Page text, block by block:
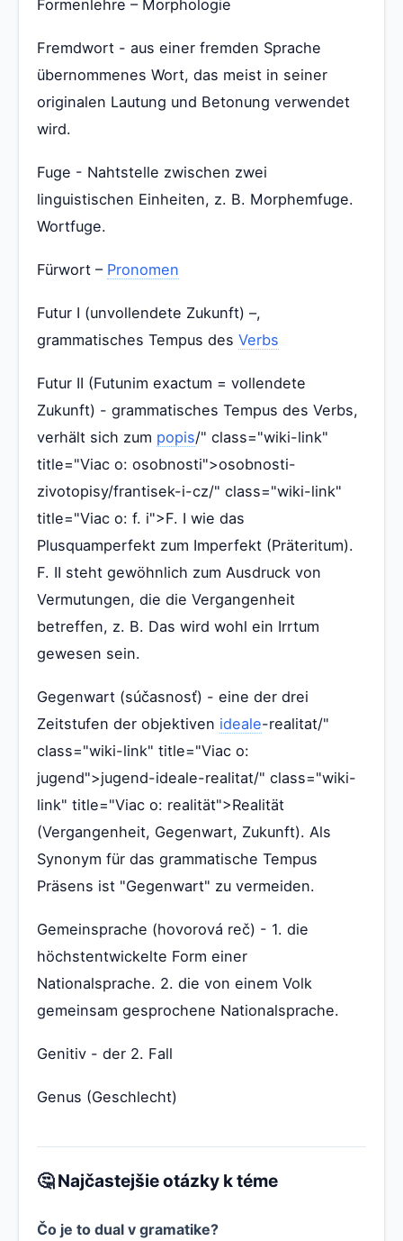
Formenlehre – Morphologie
Fremdwort - aus einer fremden Sprache
übernommenes Wort, das meist in seiner
originalen Lautung und Betonung verwendet
wird.
Fuge - Nahtstelle zwischen zwei
linguistischen Einheiten, z. B. Morphemfuge.
Wortfuge.
Fürwort – Pronomen
Futur I (unvollendete Zukunft) –,
grammatisches Tempus des Verbs
Futur II (Futunim exactum = vollendete
Zukunft) - grammatisches Tempus des Verbs,
verhält sich zum popis/" class="wiki-link"
title="Viac o: osobnosti">osobnosti-
zivotopisy/frantisek-i-cz/" class="wiki-link"
title="Viac o: f. i">F. I wie das
Plusquamperfekt zum Imperfekt (Präteritum).
F. II steht gewöhnlich zum Ausdruck von
Vermutungen, die die Vergangenheit
betreffen, z. B. Das wird wohl ein Irrtum
gewesen sein.
Gegenwart (súčasnosť) - eine der drei
Zeitstufen der objektiven ideale-realitat/"
class="wiki-link" title="Viac o:
jugend">jugend-ideale-realitat/" class="wiki-
link" title="Viac o: realität">Realität
(Vergangenheit, Gegenwart, Zukunft). Als
Synonym für das grammatische Tempus
Präsens ist "Gegenwart" zu vermeiden.
Gemeinsprache (hovorová reč) - 1. die
höchstentwickelte Form einer
Nationalsprache. 2. die von einem Volk
gemeinsam gesprochene Nationalsprache.
Genitiv - der 2. Fall
Genus (Geschlecht)
🤔 Najčastejšie otázky k téme
Čo je to dual v gramatike?